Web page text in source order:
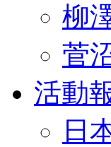
柳
菅
活動
日